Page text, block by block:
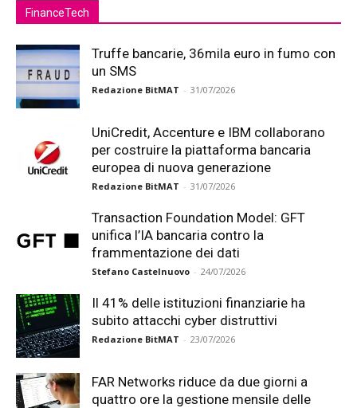
FinanceTech
Truffe bancarie, 36mila euro in fumo con
un SMS
Redazione BitMAT - 31/07/2026
UniCredit, Accenture e IBM collaborano
per costruire la piattaforma bancaria
europea di nuova generazione
Redazione BitMAT - 31/07/2026
Transaction Foundation Model: GFT
unifica l’IA bancaria contro la
frammentazione dei dati
Stefano Castelnuovo - 24/07/2026
Il 41% delle istituzioni finanziarie ha
subito attacchi cyber distruttivi
Redazione BitMAT - 23/07/2026
FAR Networks riduce da due giorni a
quattro ore la gestione mensile delle